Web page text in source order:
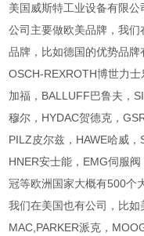
美国威斯特工业设备有限公
公司主要做欧美品牌，我
品牌，比如德国的优势品
OSCH-REXROTH博世力
加福，BALLUFF巴鲁夫，
穆尔，HYDAC贺德克，
PILZ皮尔兹，HAWE哈威
HNER安士能，EMG伺服
冠等欧洲国家大概有500个
我们在美国也有公司，比如
MAC,PARKER派克，